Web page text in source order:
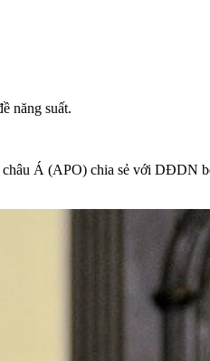
năng suất.
Á (APO) chia sẻ với DĐDN